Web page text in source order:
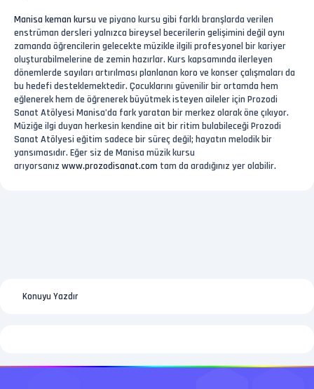
Manisa keman kursu ve piyano kursu gibi farklı branşlarda verilen
enstrüman dersleri yalnızca bireysel becerilerin gelişimini değil aynı
zamanda öğrencilerin gelecekte müzikle ilgili profesyonel bir kariyer
oluşturabilmelerine de zemin hazırlar. Kurs kapsamında ilerleyen
dönemlerde sayıları artırılması planlanan koro ve konser çalışmaları da
bu hedefi desteklemektedir. Çocuklarını güvenilir bir ortamda hem
eğlenerek hem de öğrenerek büyütmek isteyen aileler için Prozodi
Sanat Atölyesi Manisa’da fark yaratan bir merkez olarak öne çıkıyor.
Müziğe ilgi duyan herkesin kendine ait bir ritim bulabileceği Prozodi
Sanat Atölyesi eğitim sadece bir süreç değil; hayatın melodik bir
yansımasıdır. Eğer siz de Manisa müzik kursu
arıyorsanız www.prozodisanat.com tam da aradığınız yer olabilir.
Konuyu Yazdır